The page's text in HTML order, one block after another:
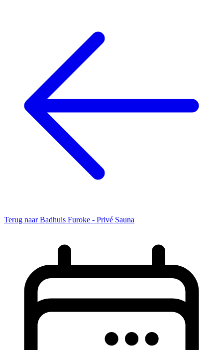
Terug naar Badhuis Furoke - Privé Sauna